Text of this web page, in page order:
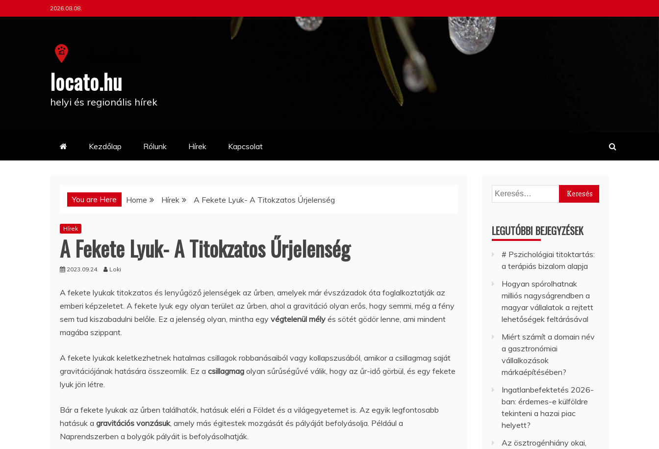
to
2026.08.08.
locato.hu
helyi és regionális hírek
Kezdőlap Rólunk Hírek Kapcsolat
You are Here Home Hírek A Fekete Lyuk- A Titokzatos Űrjelenség
Hírek
A Fekete Lyuk- A Titokzatos Űrjelenség
2023.09.24. Loki
A fekete lyukak titokzatos és lenyűgöző jelenségek az űrben, amelyek már évszázadok óta foglalkoztatják az
emberi képzeletet. A fekete lyuk egy olyan terület az űrben, ahol a gravitáció olyan erős, hogy semmi, még a fény
sem tud kiszabadulni belőle. Ez a jelenség olyan, mintha egy végtelenül mély és sötét gödör lenne, ami mindent
magába szippant.
A fekete lyukak keletkezhetnek hatalmas csillagok robbanásaiból vagy kollapszusából, amikor a csillagmag saját
gravitációjának hatására összeomlik. Ez a csillagmag olyan sűrűségűvé válik, hogy az űr-idő görbül, és egy fekete
lyuk jön létre.
Bár a fekete lyukak az űrben találhatók, hatásuk eléri a Földet és a világegyetemet is. Az egyik legfontosabb
hatásuk a gravitációs vonzásuk, amely más égitestek mozgását és pályáját befolyásolja. Például a
Naprendszerben a bolygók pályáit is befolyásolhatják.
Keresés:
LEGUTÓBBI BEJEGYZÉSEK
# Pszichológiai titoktartás:
a terápiás bizalom alapja
Hogyan spórolhatnak
milliós nagyságrendben a
magyar vállalatok a rejtett
lehetőségek feltárásával
Miért számít a domain név
a gasztronómiai
vállalkozások
márkaépítésében?
Ingatlanbefektetés 2026-
ban: érdemes-e külföldre
tekinteni a hazai piac
helyett?
Az ösztrogénhiány okai,